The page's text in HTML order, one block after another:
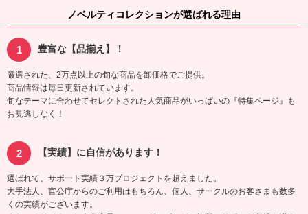
ノベルティコレクションが選ばれる理由
豊富な【品揃え】！
厳選された、2万点以上の旬な商品を卸価格でご提供。
商品情報は毎日更新されています。
旬なテーマに合わせてセレクトされた人気商品がいっぱいの『特集ページ』も
お見逃しなく！
【実績】に自信があります！
選ばれて、サポート実績３万プロジェクトを超えました。
大手法人、官公庁からのご利用はもちろん、個人、サークルのお客さまも数多
くの実績がございます。